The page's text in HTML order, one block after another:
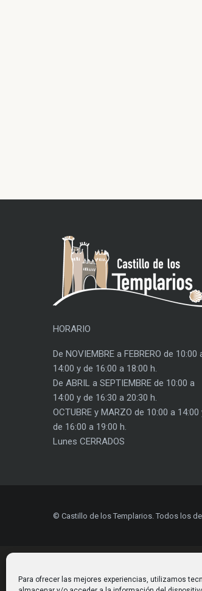
Para ofrecer las mejores experiencias, utilizamos
HORARIO
De NOVIEMBRE a FEBRERO de 10:00
14:00 y de 16:00 a 18:00 h.
De ABRIL a SEPTIEMBRE de 10:00 a
14:00 y de 16:30 a 20:30 h.
OCTUBRE y MARZO de 10:00 a 14:00
de 16:00 a 19:00 h.
Lunes CERRADOS
© Castillo de los Templarios. Todos los